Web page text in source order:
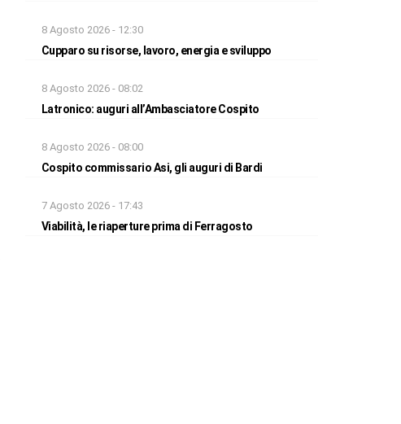
8 Agosto 2026 - 12:30
Cupparo su risorse, lavoro, energia e sviluppo
8 Agosto 2026 - 08:02
Latronico: auguri all’Ambasciatore Cospito
8 Agosto 2026 - 08:00
Cospito commissario Asi, gli auguri di Bardi
7 Agosto 2026 - 17:43
Viabilità, le riaperture prima di Ferragosto